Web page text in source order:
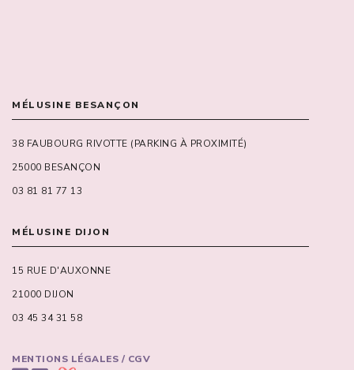
MÉLUSINE BESANÇON
38 FAUBOURG RIVOTTE (PARKING À PROXIMITÉ)
25000 BESANÇON
03 81 81 77 13
MÉLUSINE DIJON
15 RUE D'AUXONNE
21000 DIJON
03 45 34 31 58
MENTIONS LÉGALES / CGV